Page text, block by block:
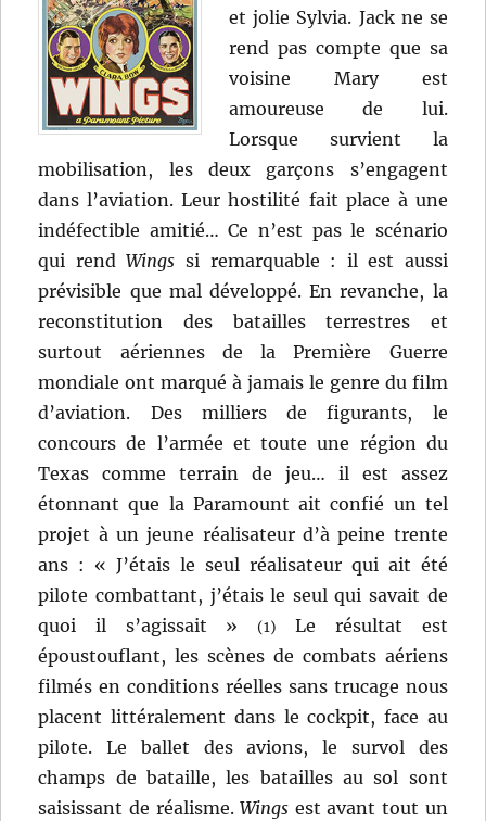
et jolie Sylvia. Jack ne se
rend pas compte que sa
voisine Mary est
amoureuse de lui.
Lorsque survient la
mobilisation, les deux garçons s’engagent
dans l’aviation. Leur hostilité fait place à une
indéfectible amitié… Ce n’est pas le scénario
qui rendWings si remarquable : il est aussi
prévisible que mal développé. En revanche, la
reconstitution des batailles terrestres et
surtout aériennes de la Première Guerre
mondiale ont marqué à jamais le genre du film
d’aviation. Des milliers de figurants, le
concours de l’armée et toute une région du
Texas comme terrain de jeu… il est assez
étonnant que la Paramount ait confié un tel
projet à un jeune réalisateur d’à peine trente
ans : « J’étais le seul réalisateur qui ait été
pilote combattant, j’étais le seul qui savait de
quoi il s’agissait »
(1)
Le résultat est
époustouflant, les scènes de combats aériens
filmés en conditions réelles sans trucage nous
placent littéralement dans le cockpit, face au
pilote. Le ballet des avions, le survol des
champs de bataille, les batailles au sol sont
saisissant de réalisme.Wings est avant tout un